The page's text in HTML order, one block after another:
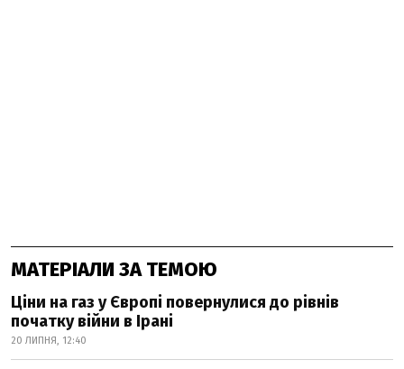
МАТЕРІАЛИ ЗА ТЕМОЮ
Ціни на газ у Європі повернулися до рівнів
початку війни в Ірані
20 ЛИПНЯ, 12:40